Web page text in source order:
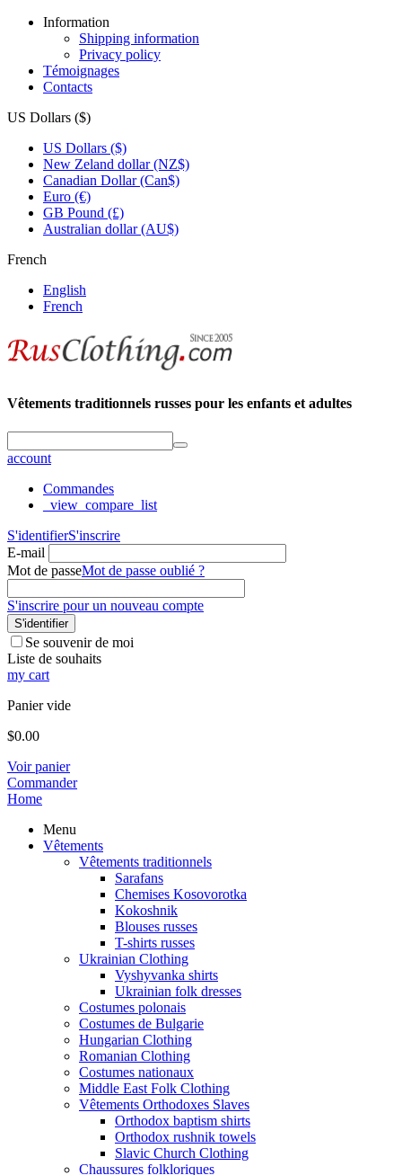
Information
Shipping information
Privacy policy
Témoignages
Contacts
US Dollars ($)
US Dollars ($)
New Zeland dollar (NZ$)
Canadian Dollar (Can$)
Euro (€)
GB Pound (£)
Australian dollar (AU$)
French
English
French
Vêtements traditionnels russes pour les enfants et adultes
account
Commandes
_view_compare_list
S'identifierS'inscrire
E-mail
Mot de passeMot de passe oublié ?
S'inscrire pour un nouveau compte
S'identifier
Se souvenir de moi
Liste de souhaits
my cart
Panier vide
$0.00
Voir panier
Commander
Home
Menu
Vêtements
Vêtements traditionnels
Sarafans
Chemises Kosovorotka
Kokoshnik
Blouses russes
T-shirts russes
Ukrainian Clothing
Vyshyvanka shirts
Ukrainian folk dresses
Costumes polonais
Costumes de Bulgarie
Hungarian Clothing
Romanian Clothing
Costumes nationaux
Middle East Folk Clothing
Vêtements Orthodoxes Slaves
Orthodox baptism shirts
Orthodox rushnik towels
Slavic Church Clothing
Chaussures folkloriques